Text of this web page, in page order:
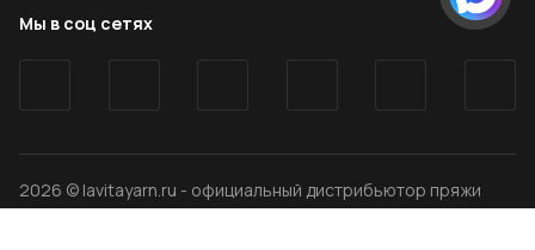
Мы в соц сетях
2026 © lavitayarn.ru - официальный дистрибьютор пряжи
LaVita yarn